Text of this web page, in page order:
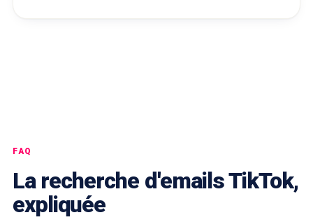
FAQ
La recherche d'emails TikTok,
expliquée